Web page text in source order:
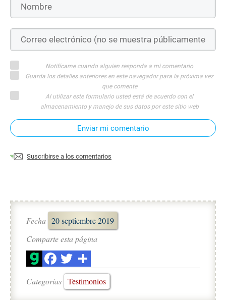
Notifícame cuando alguien responda a mi comentario
Guarda los detalles anteriores en este navegador para la próxima vez
que comente
Al utilizar este formulario usted está de acuerdo con el
almacenamiento y manejo de sus datos por este sitio web
Enviar mi comentario
Suscribirse a los comentarios
Fecha 20 septiembre 2019
Comparte esta página
Categorias Testimonios